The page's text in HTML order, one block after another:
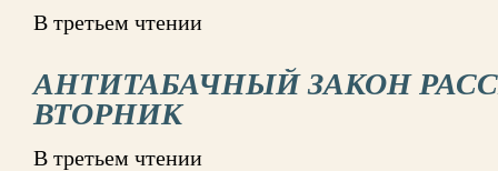
В третьем чтении
АНТИТАБАЧНЫЙ ЗАКОН
ВТОРНИК
В третьем чтении